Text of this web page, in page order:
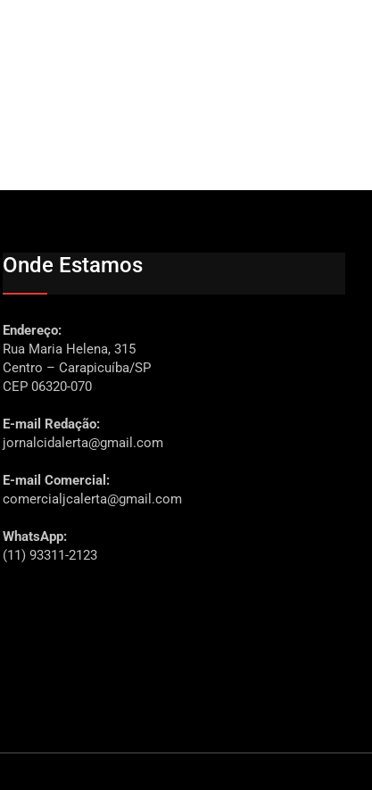
Onde Estamos
Endereço:
Rua Maria Helena, 315
Centro – Carapicuíba/SP
CEP 06320-070
E-mail Redação:
jornalcidalerta@gmail.com
E-mail Comercial:
comercialjcalerta@gmail.com
WhatsApp:
(11) 93311-2123